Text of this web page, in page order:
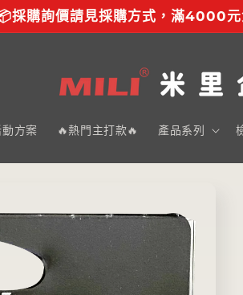
採購詢價請見採購方式，滿4000元
方案 🔥熱門主打款🔥 產品系列